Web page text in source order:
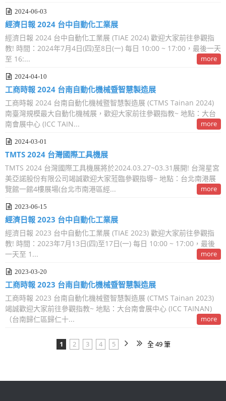
2024-06-03
經濟日報 2024 台中自動化工業展
經濟日報 2024 台中自動化工業展 (TIAE 2024) 歡迎大家前往參觀指
教! 時間：2024年7月4日(四)至8日(一) 每日 10:00 ~ 17:00，最後一天
至 16:...
more
2024-04-10
工商時報 2024 台南自動化機械暨智慧製造展
工商時報 2024 台南自動化機械暨智慧製造展 (CTMS Tainan 2024)
南臺灣規模最大自動化機械展，歡迎大家前往參觀指教~ 地點：大台
南會展中心 (ICC TAIN...
more
2024-03-01
TMTS 2024 台灣國際工具機展
TMTS 2024 台灣國際工具機展將於2024.03.27~03.31展開! 台灣星宮
美亞諾股份有限公司竭誠歡迎大家蒞臨參觀指導~ 地點：台北南港展
覽館一館4樓展場(台北市南港區經...
more
2023-06-15
經濟日報 2023 台中自動化工業展
經濟日報 2023 台中自動化工業展 (TIAE 2023) 歡迎大家前往參觀指
教! 時間：2023年7月13日(四)至17日(一) 每日 10:00 ~ 17:00，最後
一天至 1...
more
2023-03-20
工商時報 2023 台南自動化機械暨智慧製造展
工商時報 2023 台南自動化機械暨智慧製造展 (CTMS Tainan 2023)
竭誠歡迎大家前往參觀指教~ 地點：大台南會展中心 (ICC TAINAN)
（台南歸仁區歸仁十...
more
1 2 3 4 5 全 49 筆